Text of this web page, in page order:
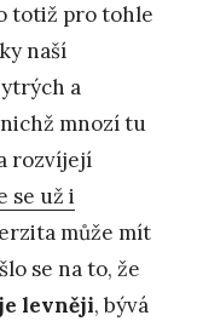
totiž pro tohle
naší
a
mnozí tu
rozvíjejí
se už i
může mít
se na to, že
levněji, bývá